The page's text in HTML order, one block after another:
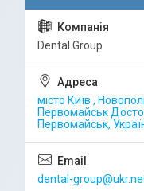
Dental Group
місто Київ ,
Первомайськ
Первомайськ,
dental-